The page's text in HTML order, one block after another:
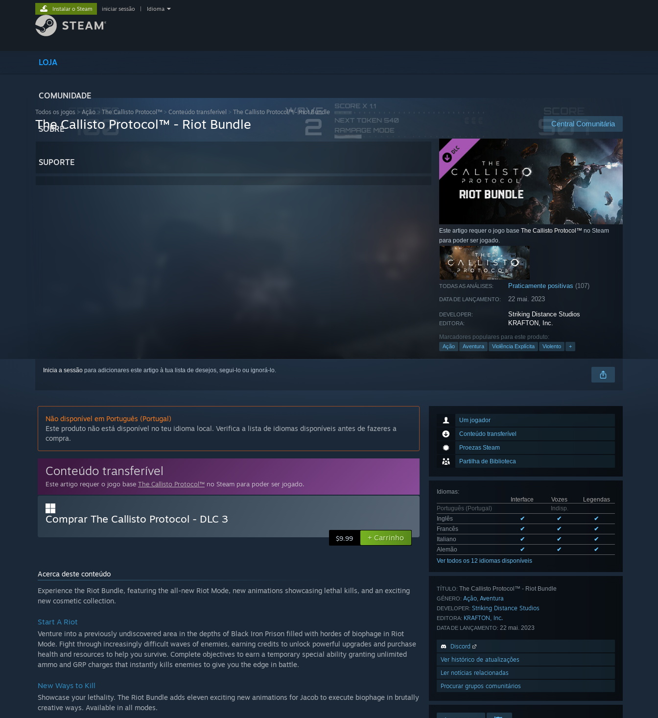
LOJA
COMUNIDADE
SOBRE
SUPORTE
Instalar o Steam iniciar sessão Idioma
Todos os jogos > Ação > The Callisto Protocol™ > Conteúdo transferível > The Callisto Protocol™ - Riot Bundle
Central Comunitária
The Callisto Protocol™ - Riot Bundle
Este artigo requer o jogo base The Callisto Protocol™ no Steam
para poder ser jogado.
TODAS AS ANÁLISES: Praticamente positivas (107)
DATA DE LANÇAMENTO: 22 mai. 2023
DEVELOPER: Striking Distance Studios
EDITORA: KRAFTON, Inc.
Marcadores populares para este produto:
Ação Aventura Violência Explícita Violento +
Inicia a sessão para adicionares este artigo à tua lista de desejos, segui-lo ou ignorá-lo.
Um jogador
Conteúdo transferível
Proezas Steam
Partilha de Biblioteca
Idiomas:
Interface
Vozes
Legendas
Português (Portugal)
Indisp.
Inglês
✔ ✔
✔
Francês
✔ ✔
✔
Italiano
✔ ✔
✔
Alemão
✔ ✔
✔
Ver todos os 12 idiomas disponíveis
TÍTULO: The Callisto Protocol™ - Riot Bundle
GÉNERO: Ação, Aventura
DEVELOPER: Striking Distance Studios
EDITORA: KRAFTON, Inc.
DATA DE LANÇAMENTO: 22 mai. 2023
Discord
Ver histórico de atualizações
Ler notícias relacionadas
Procurar grupos comunitários
Não disponível em Português (Portugal)
Este produto não está disponível no teu idioma local. Verifica a lista de idiomas disponíveis antes de fazeres a
compra.
Conteúdo transferível
Este artigo requer o jogo base The Callisto Protocol™ no Steam para poder ser jogado.
Comprar The Callisto Protocol - DLC 3
$9.99 + Carrinho
Acerca deste conteúdo
Experience the Riot Bundle, featuring the all-new Riot Mode, new animations showcasing lethal kills, and an exciting
new cosmetic collection.
Start A Riot
Venture into a previously undiscovered area in the depths of Black Iron Prison filled with hordes of biophage in Riot
Mode. Fight through increasingly difficult waves of enemies, earning credits to unlock powerful upgrades and purchase
health and resources to help you survive. Complete objectives to earn a temporary special ability granting unlimited
ammo and GRP charges that instantly kills enemies to give you the edge in battle.
New Ways to Kill
Showcase your lethality. The Riot Bundle adds eleven exciting new animations for Jacob to execute biophage in brutally
creative ways. Available in all modes.